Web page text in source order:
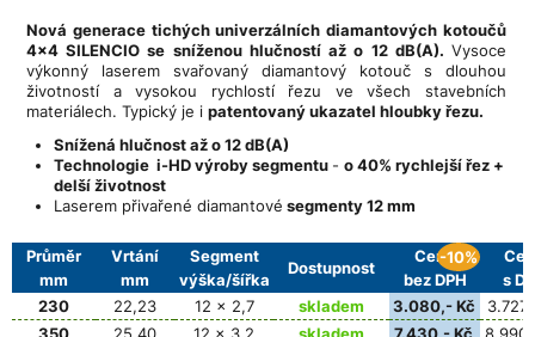
Nová generace tichých univerzálních diamantových kotoučů
4x4 SILENCIO se sníženou hlučností až o 12 dB(A). Vysoce
výkonný laserem svařovaný diamantový kotouč s dlouhou
životností a vysokou rychlostí řezu ve všech stavebních
materiálech. Typický je i patentovaný ukazatel hloubky řezu.
Snížená hlučnost až o 12 dB(A)
Technologie i-HD výroby segmentu - o 40% rychlejší řez +
delší životnost
Laserem přivařené diamantové segmenty 12 mm
Průměr
mm
Vrtání
mm
Segment
výška/šířka
Dostupnost
Cena
bez DPH
-10%
s
230
22,23 12 x 2,7 skladem 3.080,- Kč
350
25,40 12 x 3,2 skladem 7.430,- Kč